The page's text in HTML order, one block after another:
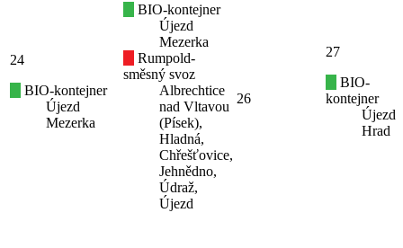
24
BIO-kontejner
Újezd
Mezerka
BIO-kontejner
Újezd
Mezerka
Rumpold-
směsný svoz
Albrechtice
nad Vltavou
(Písek),
Hladná,
Chřešťovice,
Jehnědno,
Údraž,
Újezd
26
27
BIO-
kontejner
Újezd
Hrad